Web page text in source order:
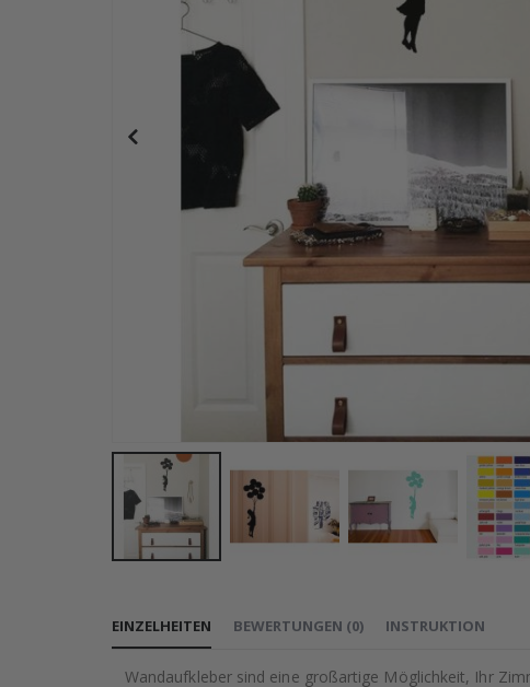
Personalisierte Poster – Karikatur / Cartoon-Stil – KI-
der
EINZELHEITEN
Wandaufkleber sind eine großartige Möglichkeit, Ihr
BEWERTUNGEN (0) INSTRUKTION